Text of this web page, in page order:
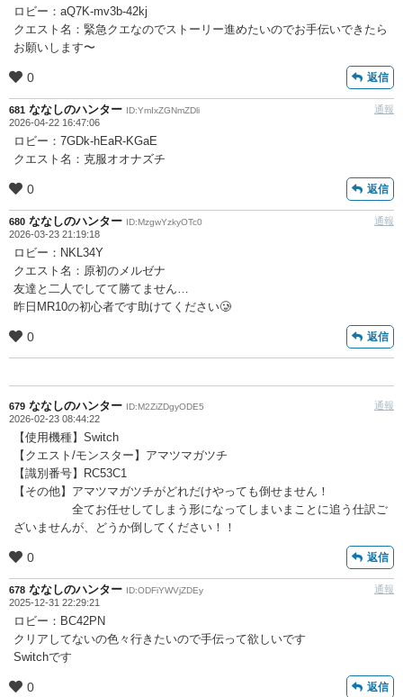
ロビー：aQ7K-mv3b-42kj
クエスト名：緊急クエなのでストーリー進めたいのでお手伝いできたら
お願いします〜
0 返信
681 ななしのハンター ID:YmIxZGNmZDli
2026-04-22 16:47:06
通報
ロビー：7GDk-hEaR-KGaE
クエスト名：克服オオナズチ
0 返信
680 ななしのハンター ID:MzgwYzkyOTc0
2026-03-23 21:19:18
通報
ロビー：NKL34Y
クエスト名：原初のメルゼナ
友達と二人でしてて勝てません…
昨日MR10の初心者です助けてください🥲
0 返信
679 ななしのハンター ID:M2ZiZDgyODE5
2026-02-23 08:44:22
通報
【使用機種】Switch
【クエスト/モンスター】アマツマガツチ
【識別番号】RC53C1
【その他】アマツマガツチがどれだけやっても倒せません！
全てお任せしてしまう形になってしまいまことに追う仕訳ご
ざいませんが、どうか倒してください！！
0 返信
678 ななしのハンター ID:ODFiYWVjZDEy
2025-12-31 22:29:21
通報
ロビー：BC42PN
クリアしてないの色々行きたいので手伝って欲しいです
Switchです
0 返信